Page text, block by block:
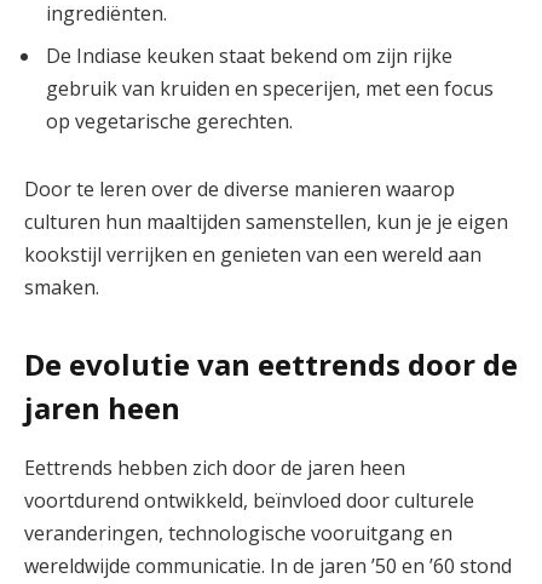
ingrediënten.
De Indiase keuken staat bekend om zijn rijke
gebruik van kruiden en specerijen, met een focus
op vegetarische gerechten.
Door te leren over de diverse manieren waarop
culturen hun maaltijden samenstellen, kun je je eigen
kookstijl verrijken en genieten van een wereld aan
smaken.
De evolutie van eettrends door de
jaren heen
Eettrends hebben zich door de jaren heen
voortdurend ontwikkeld, beïnvloed door culturele
veranderingen, technologische vooruitgang en
wereldwijde communicatie. In de jaren ’50 en ’60 stond